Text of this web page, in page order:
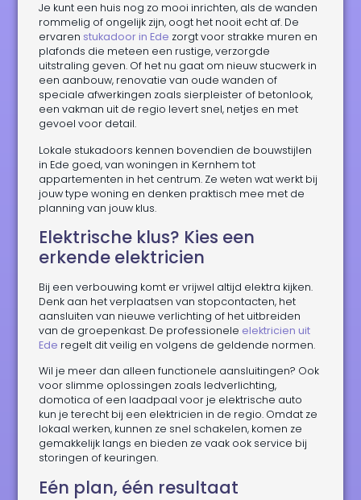
Je kunt een huis nog zo mooi inrichten, als de wanden
rommelig of ongelijk zijn, oogt het nooit echt af. De
ervaren stukadoor in Ede zorgt voor strakke muren en
plafonds die meteen een rustige, verzorgde
uitstraling geven. Of het nu gaat om nieuw stucwerk in
een aanbouw, renovatie van oude wanden of
speciale afwerkingen zoals sierpleister of betonlook,
een vakman uit de regio levert snel, netjes en met
gevoel voor detail.
Lokale stukadoors kennen bovendien de bouwstijlen
in Ede goed, van woningen in Kernhem tot
appartementen in het centrum. Ze weten wat werkt bij
jouw type woning en denken praktisch mee met de
planning van jouw klus.
Elektrische klus? Kies een
erkende elektricien
Bij een verbouwing komt er vrijwel altijd elektra kijken.
Denk aan het verplaatsen van stopcontacten, het
aansluiten van nieuwe verlichting of het uitbreiden
van de groepenkast. De professionele elektricien uit
Ede regelt dit veilig en volgens de geldende normen.
Wil je meer dan alleen functionele aansluitingen? Ook
voor slimme oplossingen zoals ledverlichting,
domotica of een laadpaal voor je elektrische auto
kun je terecht bij een elektricien in de regio. Omdat ze
lokaal werken, kunnen ze snel schakelen, komen ze
gemakkelijk langs en bieden ze vaak ook service bij
storingen of keuringen.
Eén plan, één resultaat